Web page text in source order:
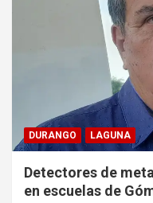
DURANGO LAGUNA
Detectores de
en escuelas de